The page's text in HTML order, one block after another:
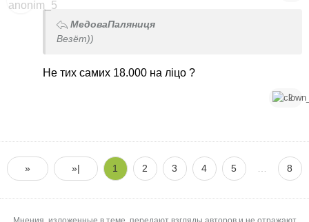
МедоваПаляниця
Везёт))
Не тих самих 18.000 на ліцо ?
2
» »| 1 2 3 4 5 8